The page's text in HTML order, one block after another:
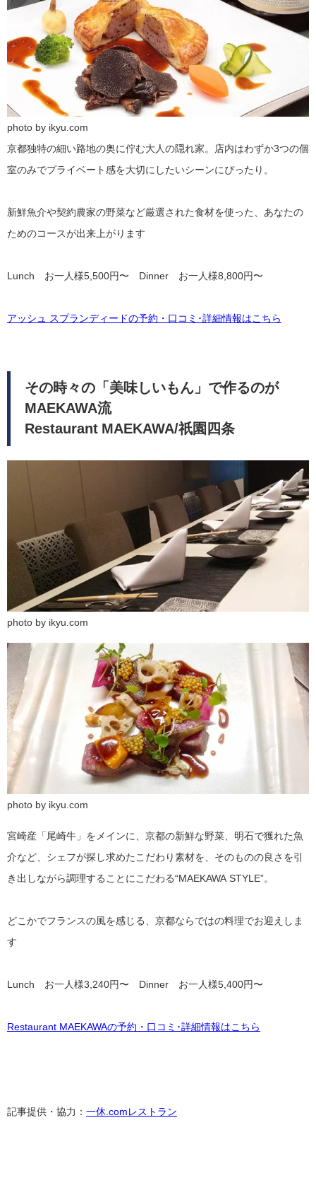
photo by ikyu.com
京都独特の細い路地の奥に佇む大人の隠れ家。店内はわずか3つの個
室のみでプライベート感を大切にしたいシーンにぴったり。
新鮮魚介や契約農家の野菜など厳選された食材を使った、あなたの
ためのコースが出来上がります
Lunch お一人様5,500円〜 Dinner お一人様8,800円〜
アッシュ スプランディードの予約・口コミ･詳細情報はこちら
その時々の「美味しいもん」で作るのが
MAEKAWA流
Restaurant MAEKAWA/祇園四条
photo by ikyu.com
photo by ikyu.com
宮崎産「尾崎牛」をメインに、京都の新鮮な野菜、明石で獲れた魚
介など、シェフが探し求めたこだわり素材を、そのものの良さを引
き出しながら調理することにこだわる“MAEKAWA STYLE”。
どこかでフランスの風を感じる、京都ならではの料理でお迎えしま
す
Lunch お一人様3,240円〜 Dinner お一人様5,400円〜
Restaurant MAEKAWAの予約・口コミ･詳細情報はこちら
記事提供・協力： 一休.comレストラン